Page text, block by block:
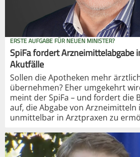
ERSTE AUFGABE FÜR NEUEN MINISTER?
SpiFa fordert Arzneimittelabgabe
Akutfälle
Sollen die Apotheken mehr
übernehmen? Eher umgekehrt
meint der SpiFa – und fordert die
auf, die Abgabe von Arzneimitteln
unmittelbar in Arztpraxen zu